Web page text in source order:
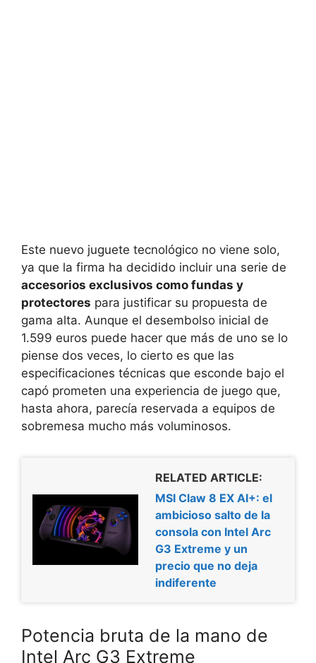
Este nuevo juguete tecnológico no viene solo,
ya que la firma ha decidido incluir una serie de
accesorios exclusivos como fundas y
protectores para justificar su propuesta de
gama alta. Aunque el desembolso inicial de
1.599 euros puede hacer que más de uno se lo
piense dos veces, lo cierto es que las
especificaciones técnicas que esconde bajo el
capó prometen una experiencia de juego que,
hasta ahora, parecía reservada a equipos de
sobremesa mucho más voluminosos.
RELATED ARTICLE:
MSI Claw 8 EX AI+: el
ambicioso salto de la
consola con Intel Arc
G3 Extreme y un
precio que no deja
indiferente
Potencia bruta de la mano de
Intel Arc G3 Extreme